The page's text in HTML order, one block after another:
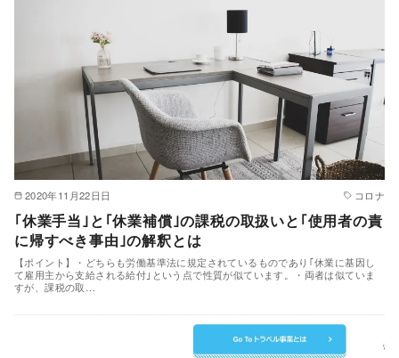
2020年11月22日日 コロナ
｢休業手当｣と｢休業補償｣の課税の取扱いと｢使用者の責
に帰すべき事由｣の解釈とは
【ポイント】・どちらも労働基準法に規定されているものであり｢休業に基因し
て雇用主から支給される給付｣という点で性質が似ています。・両者は似ていま
すが、課税の取…